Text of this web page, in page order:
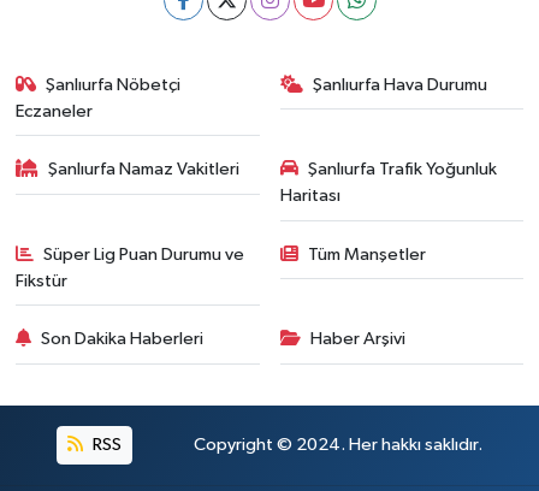
Şanlıurfa Nöbetçi
Eczaneler
Şanlıurfa Hava Durumu
Şanlıurfa Namaz Vakitleri
Şanlıurfa Trafik Yoğunluk
Haritası
Süper Lig Puan Durumu ve
Fikstür
Tüm Manşetler
Son Dakika Haberleri Haber Arşivi
RSS Copyright © 2024. Her hakkı saklıdır.